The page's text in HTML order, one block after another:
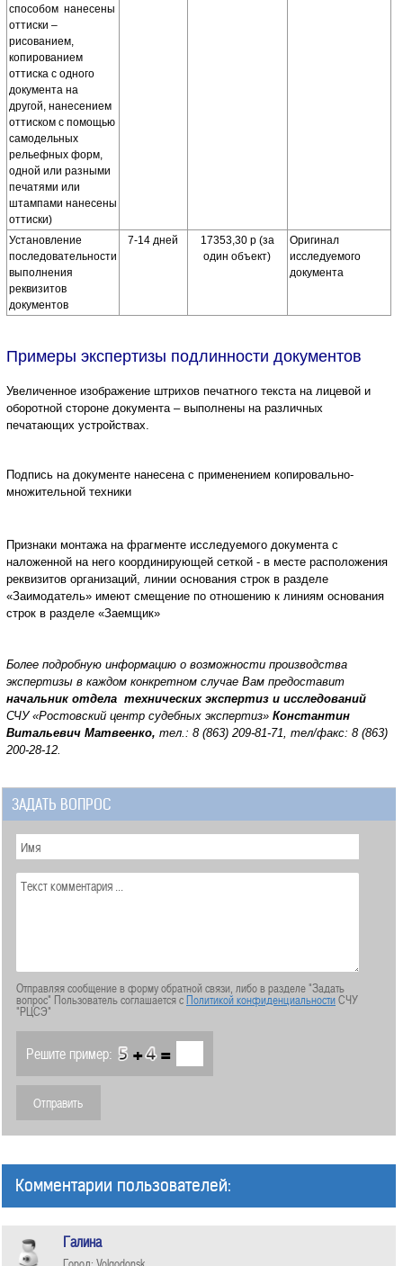
способом нанесены
оттиски –
рисованием,
копированием
оттиска с одного
документа на
другой, нанесением
оттиском с помощью
самодельных
рельефных форм,
одной или разными
печатями или
штампами нанесены
оттиски)
Установление
последовательности
выполнения
реквизитов
документов
7-14 дней
17353,30 р (за
один объект)
Оригинал
исследуемого
документа
Примеры экспертизы подлинности документов
Увеличенное изображение штрихов печатного текста на лицевой и
оборотной стороне документа – выполнены на различных
печатающих устройствах.
Подпись на документе нанесена с применением копировально-
множительной техники
Признаки монтажа на фрагменте исследуемого документа с
наложенной на него координирующей сеткой - в месте расположения
реквизитов организаций, линии основания строк в разделе
«Заимодатель» имеют смещение по отношению к линиям основания
строк в разделе «Заемщик»
Более подробную информацию о возможности производства
экспертизы в каждом конкретном случае Вам предоставит
начальник отдела технических экспертиз и исследований
СЧУ «Ростовский центр судебных экспертиз» Константин
Витальевич Матвеенко, тел.: 8 (863) 209-81-71, тел/факс: 8 (863)
200-28-12.
ЗАДАТЬ ВОПРОС
Отправляя сообщение в форму обратной связи, либо в разделе "Задать
вопрос" Пользователь соглашается сПолитикой конфиденциальностиСЧУ
"РЦСЭ"
Решите пример: + =
Комментарии пользователей:
Галина